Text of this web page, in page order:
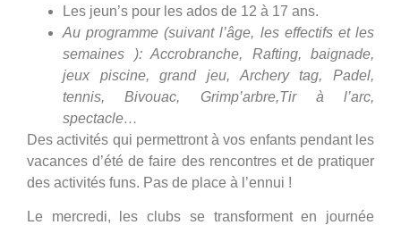
Les jeun’s pour les ados de 12 à 17 ans.
Au programme (suivant l’âge, les effectifs et les
semaines ): Accrobranche, Rafting, baignade,
jeux piscine, grand jeu, Archery tag, Padel,
tennis, Bivouac, Grimp’arbre,Tir à l’arc,
spectacle…
Des activités qui permettront à vos enfants pendant les
vacances d’été de faire des rencontres et de pratiquer
des activités funs. Pas de place à l’ennui !
Le mercredi, les clubs se transforment en journée